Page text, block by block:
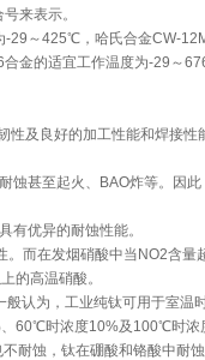
来表示。
29～425℃，哈氏合金CW-
金的适宜工作温度为-29～
及良好的加工性能和焊接性
甚至起火、BAO炸等。因
有优异的耐蚀性能。
而在发烟硝酸中当NO2含量
的高温硝酸。
认为，工业纯钛可用于室温
60℃时浓度10%及100℃时浓
耐蚀，钛在硼酸和铬酸中耐蚀